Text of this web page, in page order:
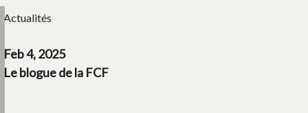
Actualités
Feb 4, 2025
Le blogue de la FCF